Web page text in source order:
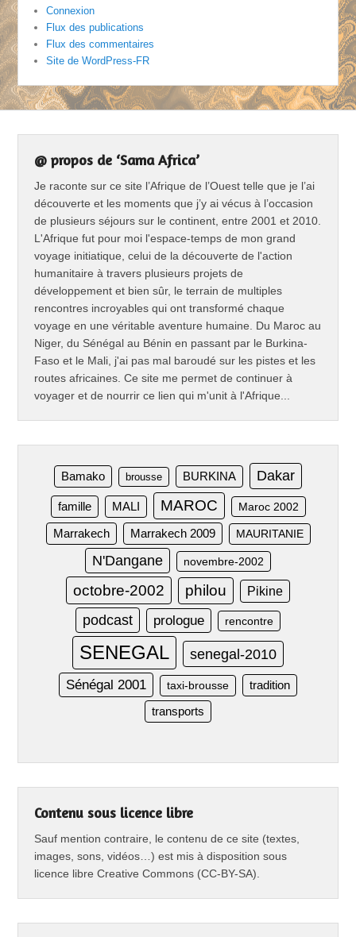
Connexion
Flux des publications
Flux des commentaires
Site de WordPress-FR
@ propos de ‘Sama Africa’
Je raconte sur ce site l’Afrique de l’Ouest telle que je l’ai
découverte et les moments que j’y ai vécus à l’occasion
de plusieurs séjours sur le continent, entre 2001 et 2010.
L'Afrique fut pour moi l'espace-temps de mon grand
voyage initiatique, celui de la découverte de l'action
humanitaire à travers plusieurs projets de
développement et bien sûr, le terrain de multiples
rencontres incroyables qui ont transformé chaque
voyage en une véritable aventure humaine. Du Maroc au
Niger, du Sénégal au Bénin en passant par le Burkina-
Faso et le Mali, j'ai pas mal baroudé sur les pistes et les
routes africaines. Ce site me permet de continuer à
voyager et de nourrir ce lien qui m'unit à l'Afrique...
Bamako brousse BURKINA Dakar
famille MALI MAROC Maroc 2002
Marrakech Marrakech 2009 MAURITANIE
N'Dangane novembre-2002
octobre-2002 philou Pikine
podcast prologue rencontre
SENEGAL senegal-2010
Sénégal 2001 taxi-brousse tradition
transports
Contenu sous licence libre
Sauf mention contraire, le contenu de ce site (textes,
images, sons, vidéos…) est mis à disposition sous
licence libre Creative Commons (CC-BY-SA).